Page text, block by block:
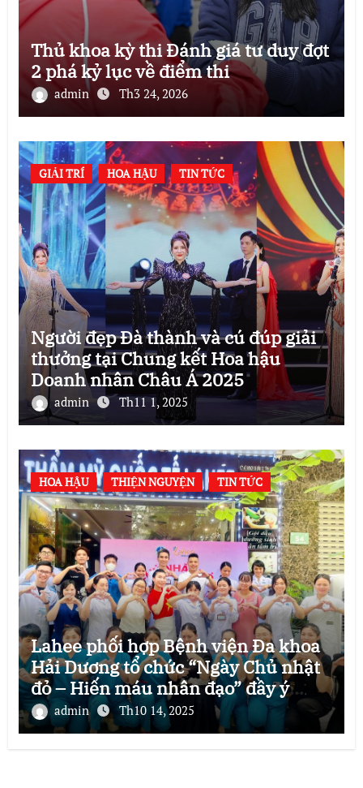
Thủ khoa kỳ thi Đánh giá tư duy đợt
2 phá kỷ lục về điểm thi
admin Th3 24, 2026
GIẢI TRÍ HOA HẬU TIN TỨC
Người đẹp Đà thành và cú đúp giải
thưởng tại Chung kết Hoa hậu
Doanh nhân Châu Á 2025
admin Th11 1, 2025
HOA HẬU THIỆN NGUYỆN TIN TỨC
Lahee phối hợp Bệnh viện Đa khoa
Hải Dương tổ chức “Ngày Chủ nhật
đỏ – Hiến máu nhân đạo” đầy ý
nghĩa
admin Th10 14, 2025